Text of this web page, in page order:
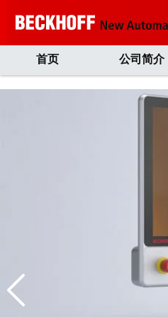
首页 公司简介